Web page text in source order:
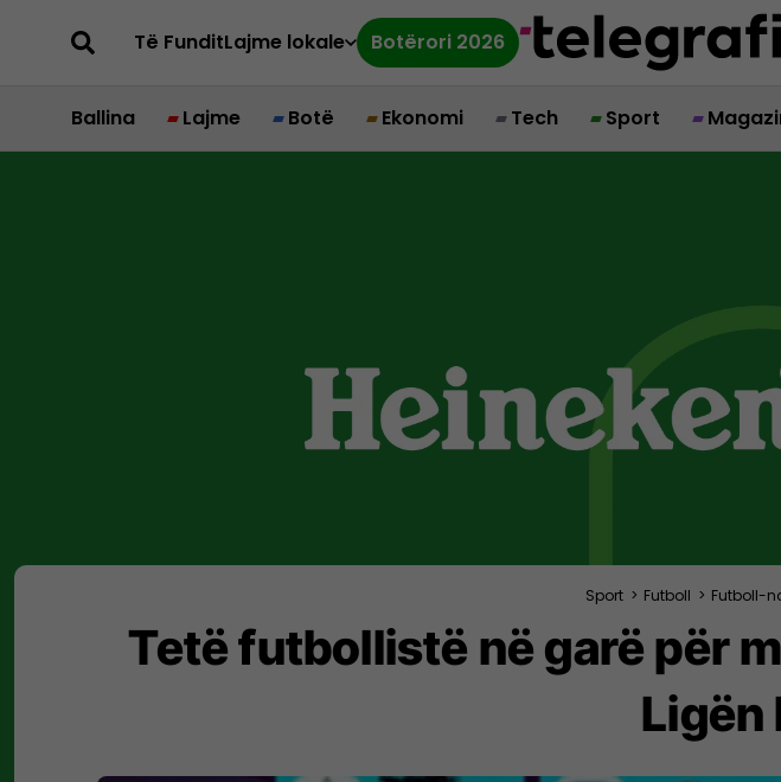
Të FunditLajme lokale Botërori 2026
Ballina Lajme Botë Ekonomi Tech Sport
Sport > Futboll > Futboll-
Tetë futbollistë në garë për
Ligën